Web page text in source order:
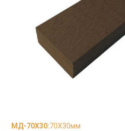
МД-70Х30:70X30мм